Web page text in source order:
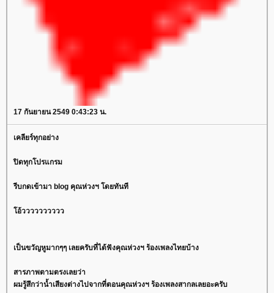
17 กันยายน 2549 0:43:23 น.
เคลียร์ทุกอย่าง
ปิดทุกโปรแกรม
รีบกดเข้ามา blog คุณห่วงฯ โดยทันที
โอ้วววววววววว
เป็นขวัญหูมากๆๆ เลยครับที่ได้ฟังคุณห่วงฯ ร้องเพลงไทยบ้าง
สารภาพตามตรงเลยว่า
ผมรู้สึกว่าน้ำเสียงต่างไปจากที่ตอนคุณห่วงฯ ร้องเพลงสากลเลยอะครับ